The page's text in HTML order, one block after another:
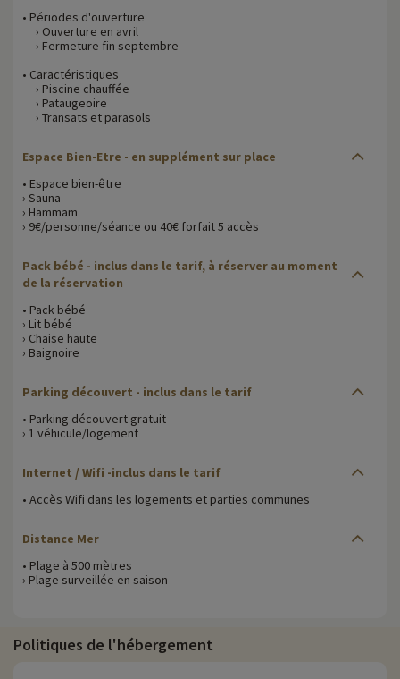
• Périodes d'ouverture
› Ouverture en avril
› Fermeture fin septembre
• Caractéristiques
› Piscine chauffée
› Pataugeoire
› Transats et parasols
Espace Bien-Etre - en supplément sur place
• Espace bien-être
› Sauna
› Hammam
› 9€/personne/séance ou 40€ forfait 5 accès
Pack bébé - inclus dans le tarif, à réserver au moment
de la réservation
• Pack bébé
› Lit bébé
› Chaise haute
› Baignoire
Parking découvert - inclus dans le tarif
• Parking découvert gratuit
› 1 véhicule/logement
Internet / Wifi -inclus dans le tarif
• Accès Wifi dans les logements et parties communes
Distance Mer
• Plage à 500 mètres
› Plage surveillée en saison
Politiques de l'hébergement